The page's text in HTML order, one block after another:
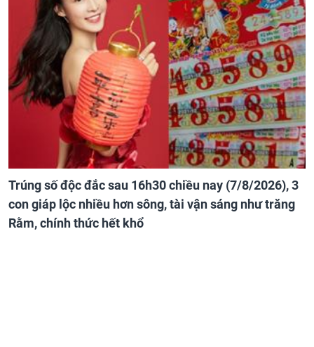
Trúng số độc đắc sau 16h30 chiều nay (7/8/2026), 3
con giáp lộc nhiều hơn sông, tài vận sáng như trăng
Rằm, chính thức hết khổ